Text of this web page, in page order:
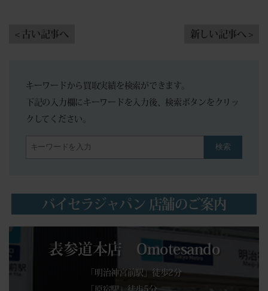
< 古い記事へ 新しい記事へ >
キーワードから買取実績を検索ができます。
下記の入力欄にキーワードを入力後、検索ボタンをクリッ
クしてください。
検索
バイセラジャパン 店舗のご案内
表参道本店 Omotesando
「明治神宮前駅」徒歩2分
「原宿駅」徒歩5分